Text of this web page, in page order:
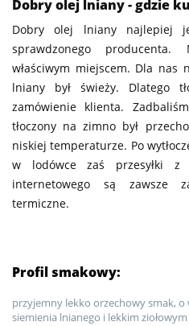
Dobry olej lniany - gdzie
Dobry olej lniany najlepiej
sprawdzonego
właściwym miejscem. Dla nas
lniany był świeży. Dlatego
zamówienie klienta.
tłoczony na zimno był
niskiej temperaturze. Po
w lodówce zaś przesyłki z
internetowego są zawsze
termiczne.
Profil smakowy:
przyjemny lekko orzechowy smak,
siemienia lnianego i lekkim